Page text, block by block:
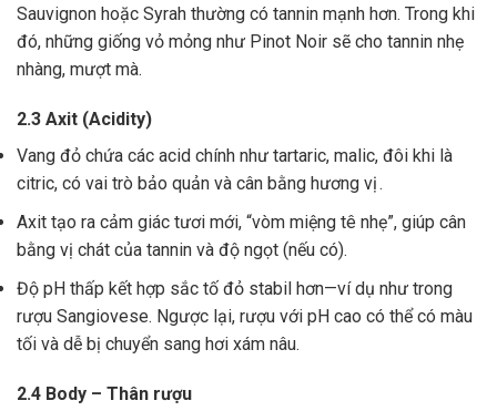
Sauvignon hoặc Syrah thường có tannin mạnh hơn. Trong khi
đó, những giống vỏ mỏng như Pinot Noir sẽ cho tannin nhẹ
nhàng, mượt mà.
2.3 Axit (Acidity)
Vang đỏ chứa các acid chính như tartaric, malic, đôi khi là
citric, có vai trò bảo quản và cân bằng hương vị .
Axit tạo ra cảm giác tươi mới, “vòm miệng tê nhẹ”, giúp cân
bằng vị chát của tannin và độ ngọt (nếu có).
Độ pH thấp kết hợp sắc tố đỏ stabil hơn—ví dụ như trong
rượu Sangiovese. Ngược lại, rượu với pH cao có thể có màu
tối và dễ bị chuyển sang hơi xám nâu.
2.4 Body – Thân rượu